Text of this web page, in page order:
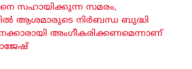
സഹായിക്കുന്ന സമരം,
ആശമാരുടെ നിർബന്ധ ബുദ്ധി
അം​ഗീകരിക്കണമെന്നാണ്